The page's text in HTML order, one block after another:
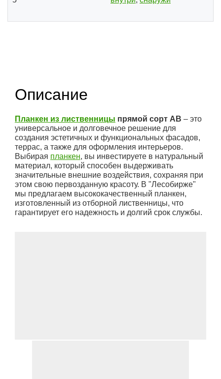
Описание
Планкен из лиственницы прямой сорт АВ – это
универсальное и долговечное решение для
создания эстетичных и функциональных фасадов,
террас, а также для оформления интерьеров.
Выбирая планкен, вы инвестируете в натуральный
материал, который способен выдерживать
значительные внешние воздействия, сохраняя при
этом свою первозданную красоту. В "Лесобирже"
мы предлагаем высококачественный планкен,
изготовленный из отборной лиственницы, что
гарантирует его надежность и долгий срок службы.